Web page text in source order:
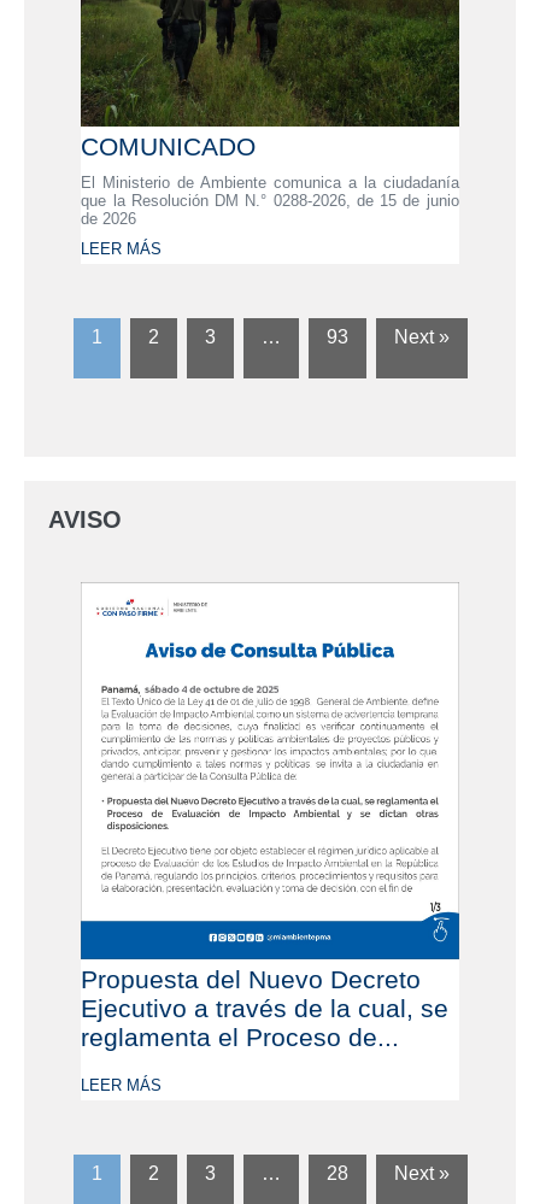
COMUNICADO
El Ministerio de Ambiente comunica a la ciudadanía
que la Resolución DM N.° 0288-2026, de 15 de junio
de 2026
LEER MÁS
1 2 3 … 93 Next »
AVISO
Propuesta del Nuevo Decreto
Ejecutivo a través de la cual, se
reglamenta el Proceso de...
LEER MÁS
1 2 3 … 28 Next »